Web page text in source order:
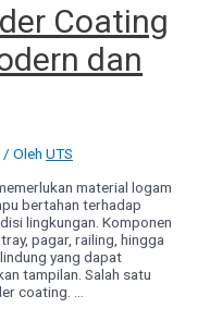
Coating
dan
/ OlehUTS
material logam
bertahan terhadap
lingkungan. Komponen
pagar, railing, hingga
yang dapat
tampilan. Salah satu
coating. …